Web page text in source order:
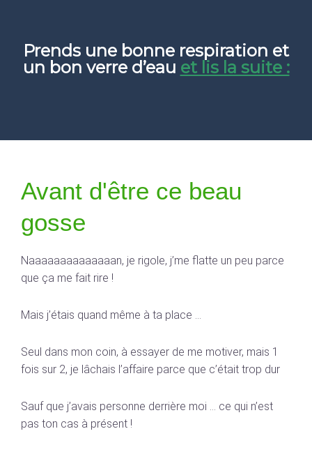
Prends une bonne respiration et
un bon verre d’eau et lis la suite :
Avant d'être ce beau
gosse
Naaaaaaaaaaaaaan, je rigole, j’me flatte un peu parce
que ça me fait rire !
Mais j’étais quand même à ta place …
Seul dans mon coin, à essayer de me motiver, mais 1
fois sur 2, je lâchais l’affaire parce que c’était trop dur
Sauf que j’avais personne derrière moi … ce qui n’est
pas ton cas à présent !